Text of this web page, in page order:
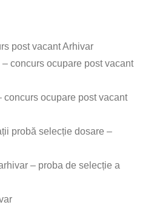
post vacant Arhivar
concurs ocupare post vacant
concurs ocupare post vacant
probă selecție dosare –
– proba de selecție a